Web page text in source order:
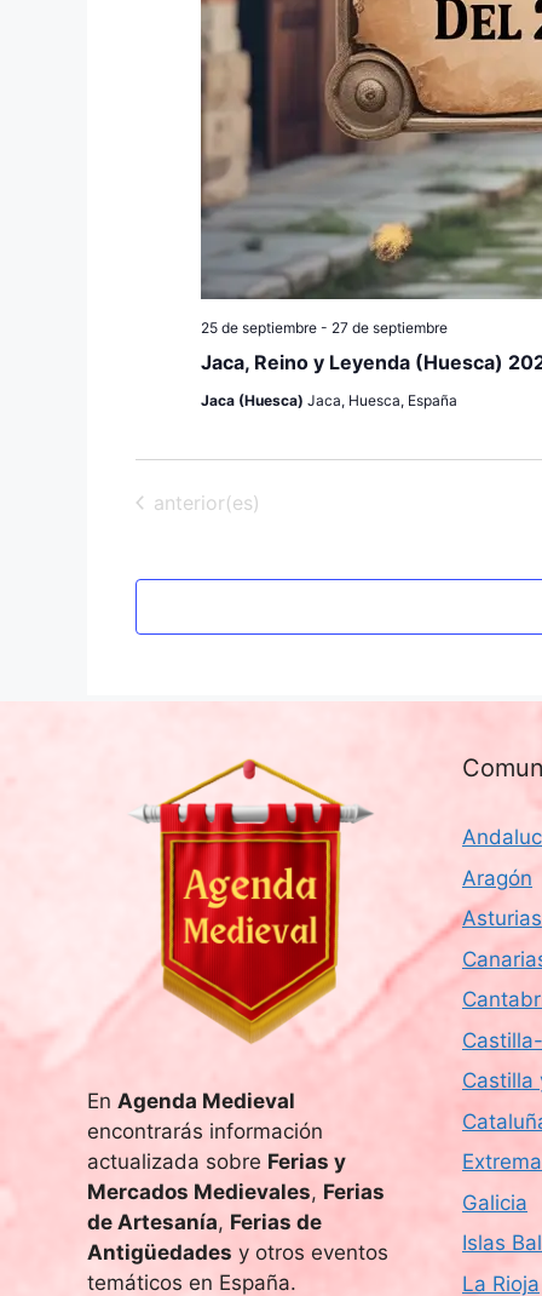
Jaca, Reino y Leyenda (Huesca)
25 de septiembre- 27 de septiembre
Jaca (Huesca) Jaca, Huesca, España
Eventos
anterior(es)
En Agenda Medieval
encontrarás información
actualizada sobre Ferias y
Mercados Medievales, Ferias
de Artesanía, Ferias de
Antigüedades y otros eventos
temáticos en España.
Aragón
Asturias
Castilla
Galicia
Islas
La Rioja